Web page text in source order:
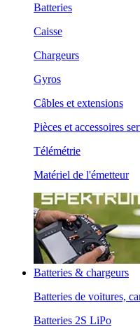
Batteries
Caisse
Chargeurs
Gyros
Câbles et extensions
Pièces et accessoires
Télémétrie
Matériel de l'émetteur
Batteries & chargeurs
Batteries de voitures,
Batteries 2S LiPo